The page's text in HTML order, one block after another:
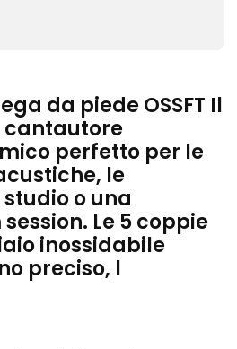
da piede OSSFT Il

perfetto per le
le
o una
Le 5 coppie
inossidabile
preciso, l